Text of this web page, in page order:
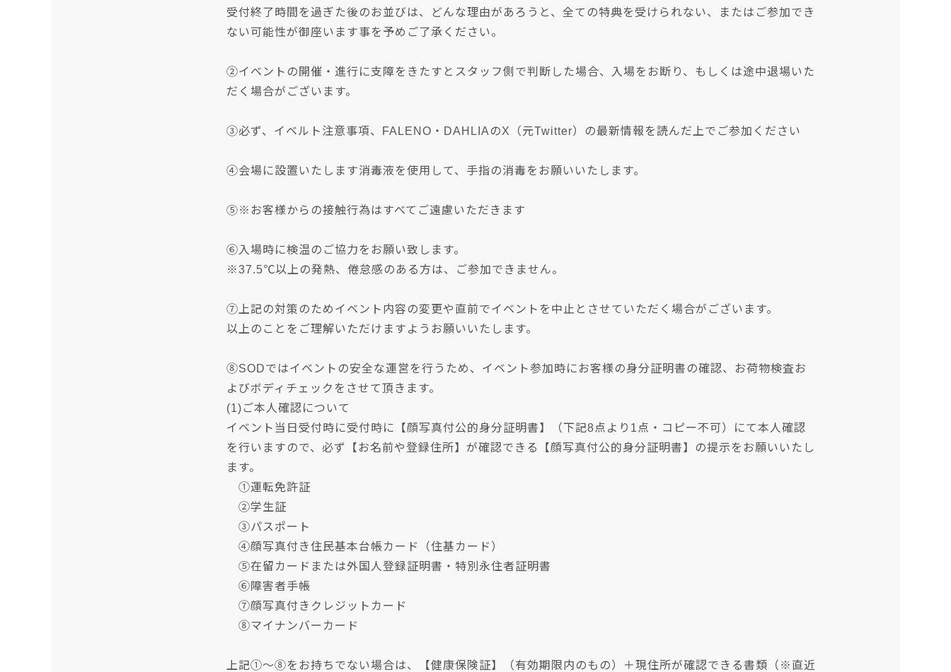
受付終了時間を過ぎた後のお並びは、どんな理由があろうと、全ての特典を受けられない、またはご参加でき
ない可能性が御座います事を予めご了承ください。
②イベントの開催・進行に支障をきたすとスタッフ側で判断した場合、入場をお断り、もしくは途中退場いた
だく場合がございます。
③必ず、イベルト注意事項、FALENO・DAHLIAのX（元Twitter）の最新情報を読んだ上でご参加ください
④会場に設置いたします消毒液を使用して、手指の消毒をお願いいたします。
⑤※お客様からの接触行為はすべてご遠慮いただきます
⑥入場時に検温のご協力をお願い致します。
※37.5℃以上の発熱、倦怠感のある方は、ご参加できません。
⑦上記の対策のためイベント内容の変更や直前でイベントを中止とさせていただく場合がございます。
以上のことをご理解いただけますようお願いいたします。
⑧SODではイベントの安全な運営を行うため、イベント参加時にお客様の身分証明書の確認、お荷物検査お
よびボディチェックをさせて頂きます。
(1)ご本人確認について
イベント当日受付時に受付時に【顔写真付公的身分証明書】（下記8点より1点・コピー不可）にて本人確認
を行いますので、必ず【お名前や登録住所】が確認できる【顔写真付公的身分証明書】の提示をお願いいたし
ます。
①運転免許証
②学生証
③パスポート
④顔写真付き住民基本台帳カード（住基カード）
⑤在留カードまたは外国人登録証明書・特別永住者証明書
⑥障害者手帳
⑦顔写真付きクレジットカード
⑧マイナンバーカード
上記①～⑧をお持ちでない場合は、【健康保険証】（有効期限内のもの）＋現住所が確認できる書類（※直近